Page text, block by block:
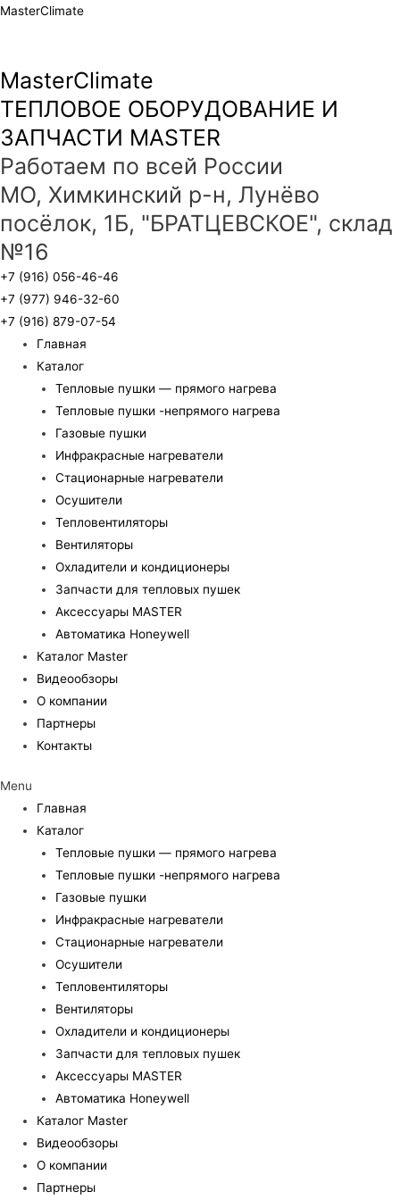
MasterClimate
MasterClimate
ТЕПЛОВОЕ ОБОРУДОВАНИЕ И
ЗАПЧАСТИ MASTER
Работаем по всей России
МО, Химкинский р-н, Лунёво
посёлок, 1Б, "БРАТЦЕВСКОЕ", склад
№16
+7 (916) 056-46-46
+7 (977) 946-32-60
+7 (916) 879-07-54
Главная
Каталог
Тепловые пушки — прямого нагрева
Тепловые пушки -непрямого нагрева
Газовые пушки
Инфракрасные нагреватели
Стационарные нагреватели
Осушители
Тепловентиляторы
Вентиляторы
Охладители и кондиционеры
Запчасти для тепловых пушек
Аксессуары MASTER
Автоматика Honeywell
Каталог Master
Видеообзоры
О компании
Партнеры
Контакты
Menu
Главная
Каталог
Тепловые пушки — прямого нагрева
Тепловые пушки -непрямого нагрева
Газовые пушки
Инфракрасные нагреватели
Стационарные нагреватели
Осушители
Тепловентиляторы
Вентиляторы
Охладители и кондиционеры
Запчасти для тепловых пушек
Аксессуары MASTER
Автоматика Honeywell
Каталог Master
Видеообзоры
О компании
Партнеры